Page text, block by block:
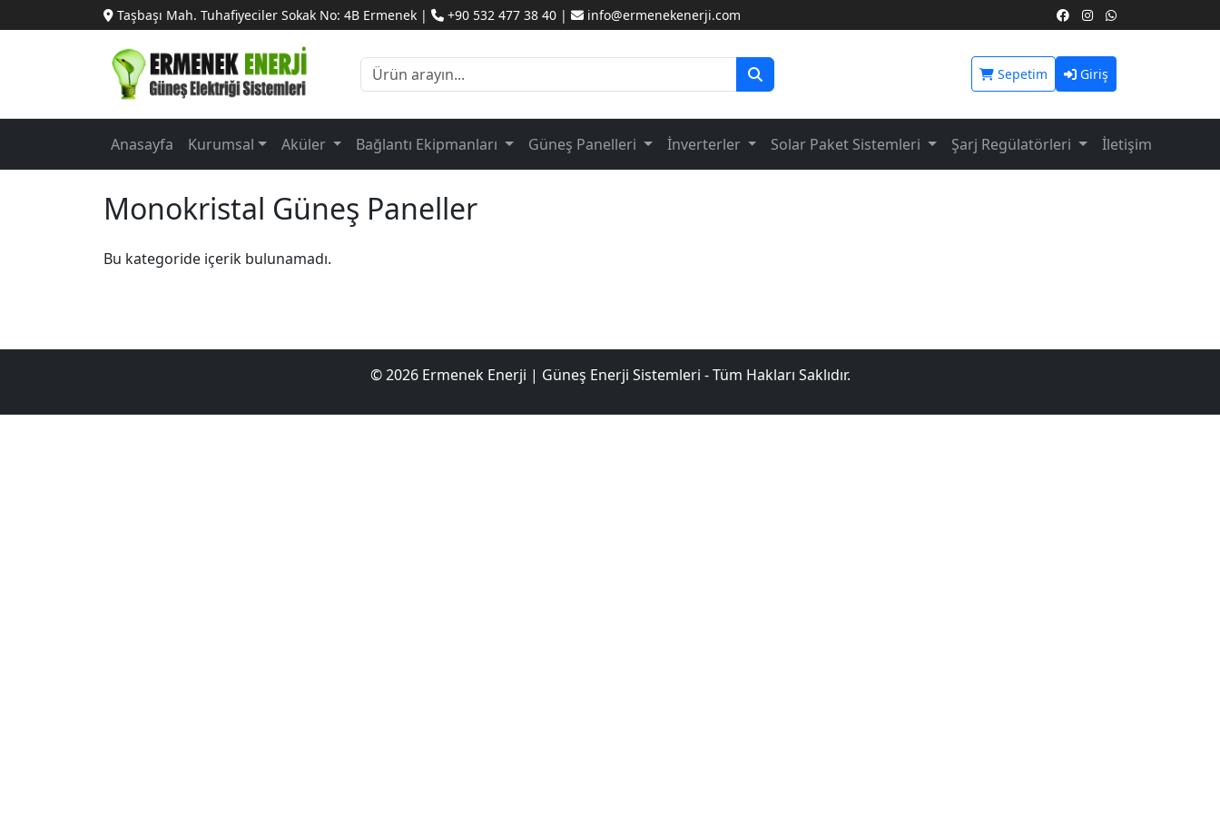
Taşbaşı Mah. Tuhafiyeciler Sokak No: 4B Ermenek | +90 532 477 38 40 | info@ermenekenerji.com
Sepetim Giriş
Anasayfa Kurumsal Aküler Bağlantı Ekipmanları Güneş Panelleri İnverterler Solar Paket Sistemleri Şarj Regülatörleri İletişim
Monokristal Güneş Paneller
Bu kategoride içerik bulunamadı.
© 2026 Ermenek Enerji | Güneş Enerji Sistemleri - Tüm Hakları Saklıdır.